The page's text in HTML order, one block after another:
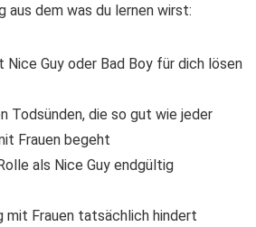
aus dem was du lernen wirst:
Nice Guy oder Bad Boy für dich lösen
Todsünden, die so gut wie jeder
Frauen begeht
als Nice Guy endgültig
mit Frauen tatsächlich hindert